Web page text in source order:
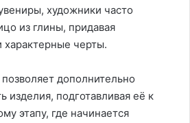
художники часто
из глины, придавая
черты.
дополнительно
изделия, подготавливая её к
этапу, где начинается